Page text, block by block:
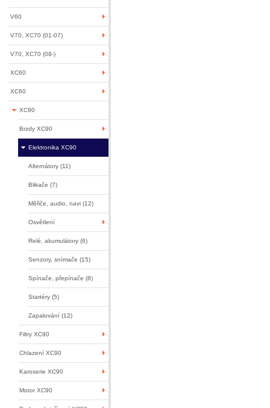
V60
V70, XC70 (01-07)
V70, XC70 (08-)
XC60
XC60
XC90
Brzdy XC90
Elektronika XC90
Alternátory (11)
Blikače (7)
Měřiče, audio, navi (12)
Osvětlení
Relé, akumulátory (6)
Senzory, snímače (15)
Spínače, přepínače (8)
Startéry (5)
Zapalování (12)
Filtry XC90
Chlazení XC90
Karoserie XC90
Motor XC90